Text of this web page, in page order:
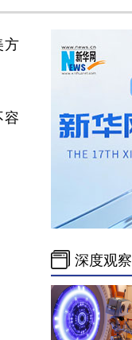
方
容
深度观察